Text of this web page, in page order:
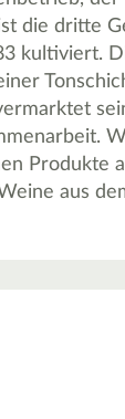
die dritte
kultiviert.
Produkte
aus